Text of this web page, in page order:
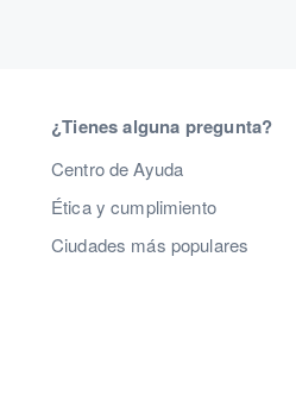
¿Tienes alguna pregunta?
Centro de Ayuda
Ética y cumplimiento
Ciudades más populares